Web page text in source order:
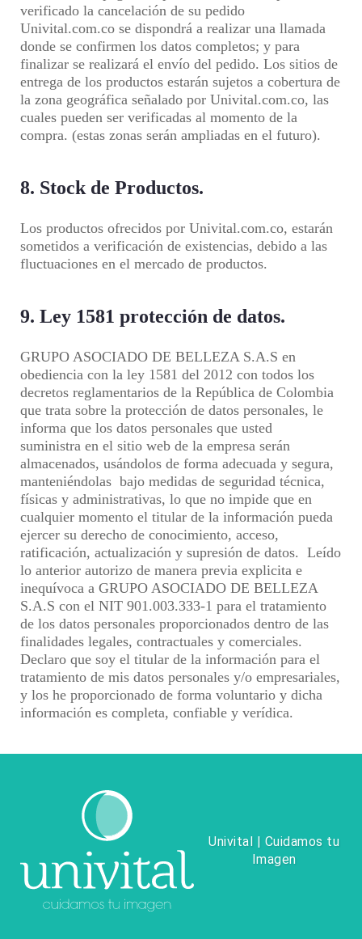
verificado la cancelación de su pedido
Univital.com.co se dispondrá a realizar una llamada
donde se confirmen los datos completos; y para
finalizar se realizará el envío del pedido. Los sitios de
entrega de los productos estarán sujetos a cobertura de
la zona geográfica señalado por Univital.com.co, las
cuales pueden ser verificadas al momento de la
compra. (estas zonas serán ampliadas en el futuro).
8. Stock de Productos.
Los productos ofrecidos por Univital.com.co, estarán
sometidos a verificación de existencias, debido a las
fluctuaciones en el mercado de productos.
9. Ley 1581 protección de datos.
GRUPO ASOCIADO DE BELLEZA S.A.S en
obediencia con la ley 1581 del 2012 con todos los
decretos reglamentarios de la República de Colombia
que trata sobre la protección de datos personales, le
informa que los datos personales que usted
suministra en el sitio web de la empresa serán
almacenados, usándolos de forma adecuada y segura,
manteniéndolas bajo medidas de seguridad técnica,
físicas y administrativas, lo que no impide que en
cualquier momento el titular de la información pueda
ejercer su derecho de conocimiento, acceso,
ratificación, actualización y supresión de datos. Leído
lo anterior autorizo de manera previa explicita e
inequívoca a GRUPO ASOCIADO DE BELLEZA
S.A.S con el NIT 901.003.333-1 para el tratamiento
de los datos personales proporcionados dentro de las
finalidades legales, contractuales y comerciales.
Declaro que soy el titular de la información para el
tratamiento de mis datos personales y/o empresariales,
y los he proporcionado de forma voluntario y dicha
información es completa, confiable y verídica.
Univital | Cuidamos tu
Imagen